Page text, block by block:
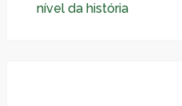
nível da história